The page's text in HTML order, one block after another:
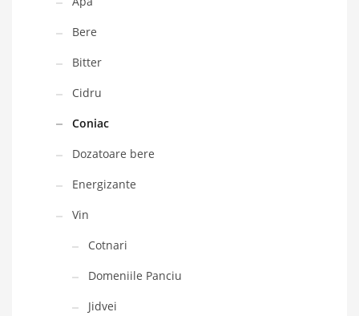
Bere
Bitter
Cidru
Coniac
Dozatoare bere
Energizante
Vin
Cotnari
Domeniile Panciu
Jidvei